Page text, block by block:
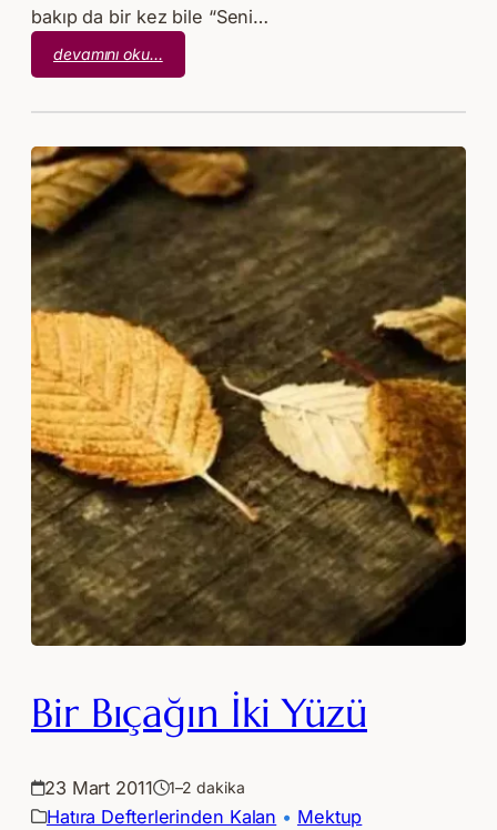
bakıp da bir kez bile “Seni…
devamını oku…
Önce
İnsan
Sonra
İsimlere
Bir Bıçağın İki Yüzü
23 Mart 2011 1–2 dakika
Hatıra Defterlerinden Kalan • Mektup